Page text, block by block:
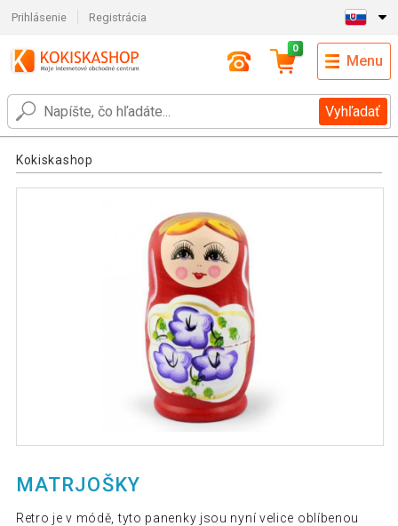
Prihlásenie Registrácia
Vyhľadať
0
Menu
Kokiskashop
MATRJOŠKY
Retro je v módě, tyto panenky jsou nyní velice oblíbenou